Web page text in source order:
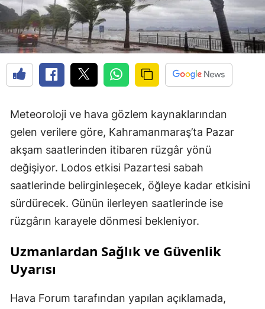
Meteoroloji ve hava gözlem kaynaklarından
gelen verilere göre, Kahramanmaraş’ta Pazar
akşam saatlerinden itibaren rüzgâr yönü
değişiyor. Lodos etkisi Pazartesi sabah
saatlerinde belirginleşecek, öğleye kadar etkisini
sürdürecek. Günün ilerleyen saatlerinde ise
rüzgârın karayele dönmesi bekleniyor.
Uzmanlardan Sağlık ve Güvenlik
Uyarısı
Hava Forum tarafından yapılan açıklamada,